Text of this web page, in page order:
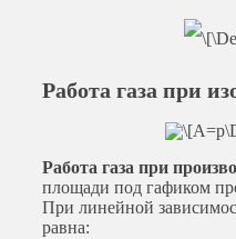
Работа газа при
Работа газа при
площади под гафиком
При линейной
равна: